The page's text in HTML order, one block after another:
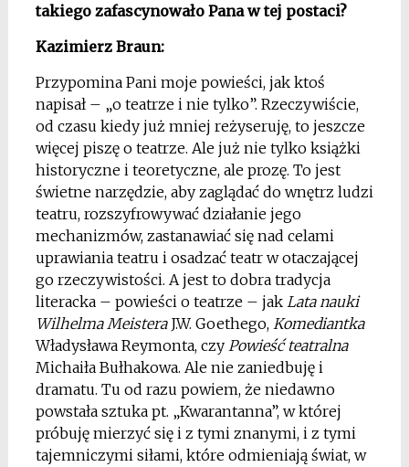
takiego zafascynowało Pana w tej postaci?
Kazimierz Braun:
Przypomina Pani moje powieści, jak ktoś
napisał – „o teatrze i nie tylko”. Rzeczywiście,
od czasu kiedy już mniej reżyseruję, to jeszcze
więcej piszę o teatrze. Ale już nie tylko książki
historyczne i teoretyczne, ale prozę. To jest
świetne narzędzie, aby zaglądać do wnętrz ludzi
teatru, rozszyfrowywać działanie jego
mechanizmów, zastanawiać się nad celami
uprawiania teatru i osadzać teatr w otaczającej
go rzeczywistości. A jest to dobra tradycja
literacka – powieści o teatrze – jak Lata nauki
Wilhelma Meistera J.W. Goethego, Komediantka
Władysława Reymonta, czy Powieść teatralna
Michaiła Bułhakowa. Ale nie zaniedbuję i
dramatu. Tu od razu powiem, że niedawno
powstała sztuka pt. „Kwarantanna”, w której
próbuję mierzyć się i z tymi znanymi, i z tymi
tajemniczymi siłami, które odmieniają świat, w